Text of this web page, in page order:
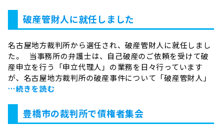
破産管財人に就任しました
名古屋地方裁判所から選任され、破産管財人に就任しまし
た。 当事務所の弁護士は、自己破産のご依頼を受けて破
産申立を行う「申立代理人」の業務を日々行っています
が、名古屋地方裁判所の破産事件について「破産管財人」
…続きを読む
豊橋市の裁判所で債権者集会